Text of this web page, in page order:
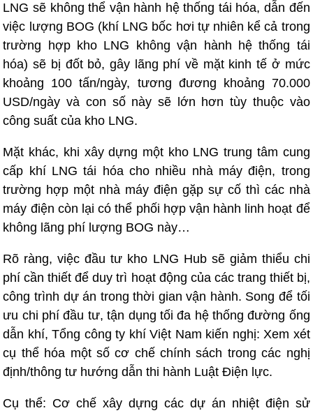
LNG sẽ không thể vận hành hệ thống tái hóa, dẫn đến
việc lượng BOG (khí LNG bốc hơi tự nhiên kể cả trong
trường hợp kho LNG không vận hành hệ thống tái
hóa) sẽ bị đốt bỏ, gây lãng phí về mặt kinh tế ở mức
khoảng 100 tấn/ngày, tương đương khoảng 70.000
USD/ngày và con số này sẽ lớn hơn tùy thuộc vào
công suất của kho LNG.
Mặt khác, khi xây dựng một kho LNG trung tâm cung
cấp khí LNG tái hóa cho nhiều nhà máy điện, trong
trường hợp một nhà máy điện gặp sự cố thì các nhà
máy điện còn lại có thể phối hợp vận hành linh hoạt để
không lãng phí lượng BOG này…
Rõ ràng, việc đầu tư kho LNG Hub sẽ giảm thiểu chi
phí cần thiết để duy trì hoạt động của các trang thiết bị,
công trình dự án trong thời gian vận hành. Song để tối
ưu chi phí đầu tư, tận dụng tối đa hệ thống đường ống
dẫn khí, Tổng công ty khí Việt Nam kiến nghị: Xem xét
cụ thể hóa một số cơ chế chính sách trong các nghị
định/thông tư hướng dẫn thi hành Luật Điện lực.
Cụ thể: Cơ chế xây dựng các dự án nhiệt điện sử